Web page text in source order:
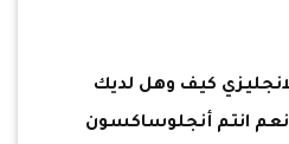
كيف وهل لديك
نعم انتم أنجلوساكسون